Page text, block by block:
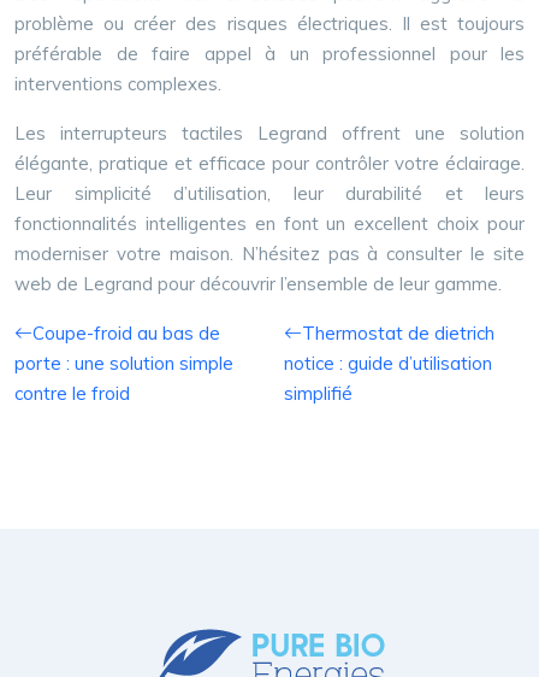
problème ou créer des risques électriques. Il est toujours
préférable de faire appel à un professionnel pour les
interventions complexes.
Les interrupteurs tactiles Legrand offrent une solution
élégante, pratique et efficace pour contrôler votre éclairage.
Leur simplicité d’utilisation, leur durabilité et leurs
fonctionnalités intelligentes en font un excellent choix pour
moderniser votre maison. N’hésitez pas à consulter le site
web de Legrand pour découvrir l’ensemble de leur gamme.
Coupe-froid au bas de
porte : une solution simple
contre le froid
Thermostat de dietrich
notice : guide d’utilisation
simplifié